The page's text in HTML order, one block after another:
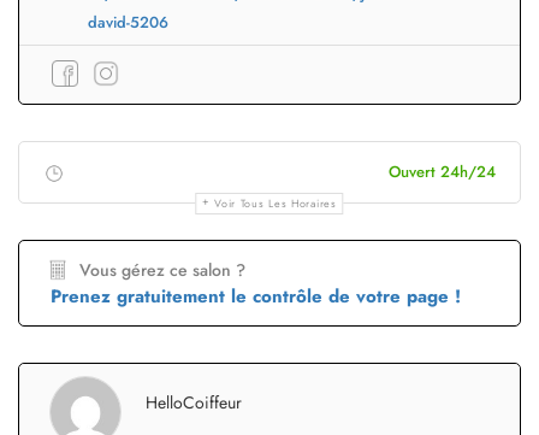
david-5206
Ouvert 24h/24
Voir Tous Les Horaires
Vous gérez ce salon ?
Prenez gratuitement le contrôle de votre page !
HelloCoiffeur